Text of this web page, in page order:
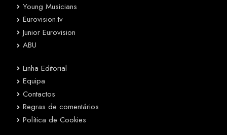
Young Musicians
Eurovision.tv
Junior Eurovision
ABU
Linha Editorial
Equipa
Contactos
Regras de comentários
Política de Cookies